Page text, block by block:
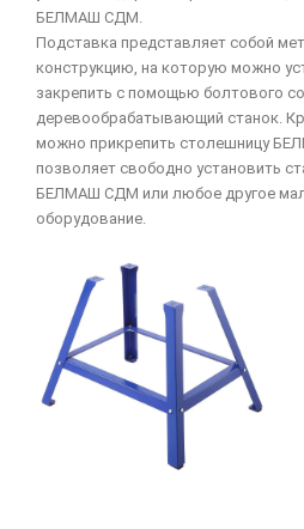
БЕЛМАШ СДМ.
Подставка представляет собой
конструкцию, на которую можно
закрепить с помощью болтового
деревообрабатывающий станок.
можно прикрепить столешницу
позволяет свободно установить
БЕЛМАШ СДМ или любое другое
оборудование.